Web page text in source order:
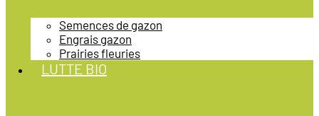
Semences de gazon
Engrais gazon
Prairies fleuries
LUTTE BIO